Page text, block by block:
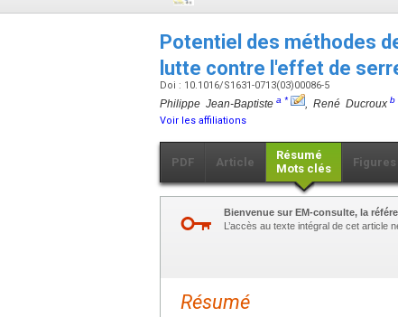
Potentiel des méthodes
lutte contre l'effet de
Doi : 10.1016/S1631-0713(03)00086-5
Philippe Jean-Baptiste a * , René Ducroux b
Voir les affiliations
PDF Article
Résumé
Mots clés
Figures
Bienvenue sur EM-consulte, la
L’accès au texte intégral de cet article
Résumé